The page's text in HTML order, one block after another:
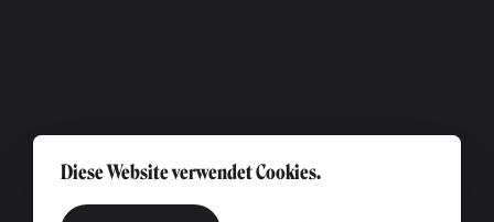
Diese Website verwendet Cookies.